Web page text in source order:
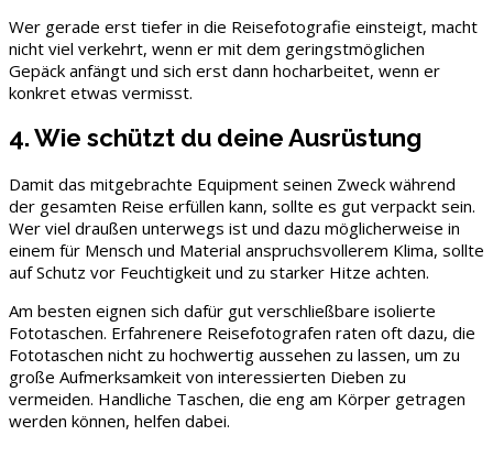
Wer gerade erst tiefer in die Reisefotografie einsteigt, macht
nicht viel verkehrt, wenn er mit dem geringstmöglichen
Gepäck anfängt und sich erst dann hocharbeitet, wenn er
konkret etwas vermisst.
4. Wie schützt du deine Ausrüstung
Damit das mitgebrachte Equipment seinen Zweck während
der gesamten Reise erfüllen kann, sollte es gut verpackt sein.
Wer viel draußen unterwegs ist und dazu möglicherweise in
einem für Mensch und Material anspruchsvollerem Klima, sollte
auf Schutz vor Feuchtigkeit und zu starker Hitze achten.
Am besten eignen sich dafür gut verschließbare isolierte
Fototaschen. Erfahrenere Reisefotografen raten oft dazu, die
Fototaschen nicht zu hochwertig aussehen zu lassen, um zu
große Aufmerksamkeit von interessierten Dieben zu
vermeiden. Handliche Taschen, die eng am Körper getragen
werden können, helfen dabei.